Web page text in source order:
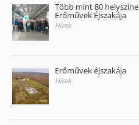
Több mint 80
Erőművek Éjszakája
Hírek
Erőművek éjszakája
Hírek